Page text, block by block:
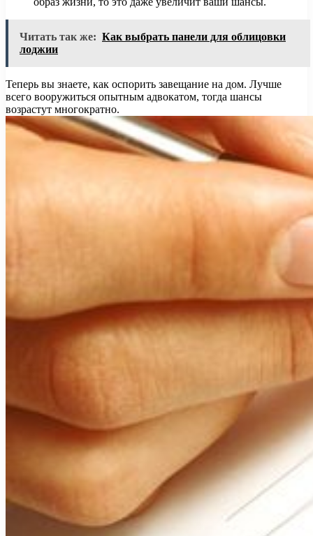
Читать так же: Как выбрать панели для облицовки
лоджии
Теперь вы знаете, как оспорить завещание на дом. Лучше
всего вооружиться опытным адвокатом, тогда шансы
возрастут многократно.